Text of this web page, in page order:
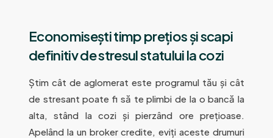
Economisești timp prețios și scapi
definitiv de stresul statului la cozi
Știm cât de aglomerat este programul tău și cât
de stresant poate fi să te plimbi de la o bancă la
alta, stând la cozi și pierzând ore prețioase.
Apelând la un broker credite, eviți aceste drumuri